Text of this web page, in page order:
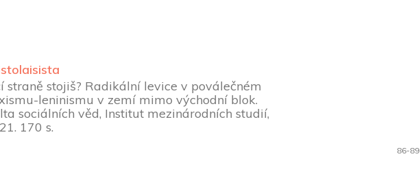
straně stojiš? Radikální levice v poválečném
leninismu v zemí mimo východní blok.
sociálních věd, Institut mezinárodních studií,
170 s.
86-89